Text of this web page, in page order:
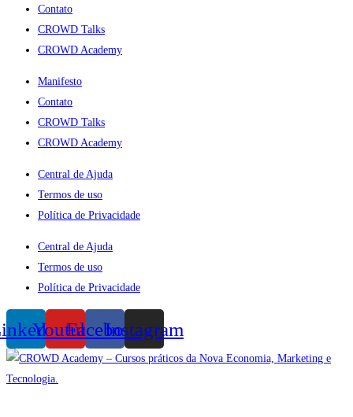
Contato
CROWD Talks
CROWD Academy
Manifesto
Contato
CROWD Talks
CROWD Academy
Central de Ajuda
Termos de uso
Política de Privacidade
Central de Ajuda
Termos de uso
Política de Privacidade
YoutubeFacebookInstagram